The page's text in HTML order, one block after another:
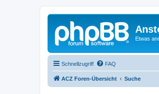
Etwas
Schnellzugriff FAQ
ACZ Foren-Übersicht Suche